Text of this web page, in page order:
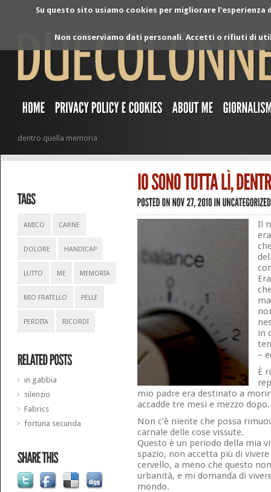
Su questo sito usiamo cookies per migliorare
Non conserviamo dati personali. Accetti o rifiuti di
dentro quella memoria
AMICO CARNE
DOLORE HANDICAP
LUTTO ME MEMORIA
MIO FRATELLO PELLE
PERDITA RICORDI
in gabbia
silenzio
Fabrics
fortuna secunda
Il
in
–
È
mio padre era destinato a
accadde tre mesi e mezzo
Non c’è niente che possa
carnale delle cose vissute.
Questo è un periodo della mia
spazio, non accetta più di
cervello, a meno che questo
urbanità, e mi domanda di
mondo.